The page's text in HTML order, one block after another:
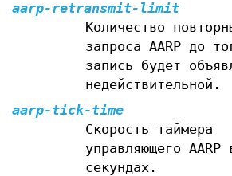
aarp-retransmit-limit
Количество
запроса AARP до
запись будет
недействительной.
aarp-tick-time
Скорость таймера
управляющего AARP
секундах.